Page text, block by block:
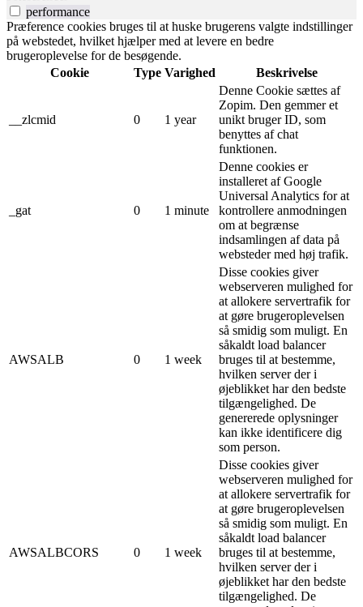
performance
Præference cookies bruges til at huske brugerens valgte indstillinger
på webstedet, hvilket hjælper med at levere en bedre
brugeroplevelse for de besøgende.
Cookie
Type Varighed Beskrivelse
__zlcmid 0 1 year
Denne Cookie sættes af
Zopim. Den gemmer et
unikt bruger ID, som
benyttes af chat
funktionen.
_gat 0 1 minute
Denne cookies er
installeret af Google
Universal Analytics for at
kontrollere anmodningen
om at begrænse
indsamlingen af ​​data på
websteder med høj trafik.
AWSALB 0 1 week
Disse cookies giver
webserveren mulighed for
at allokere servertrafik for
at gøre brugeroplevelsen
så smidig som muligt. En
såkaldt load balancer
bruges til at bestemme,
hvilken server der i
øjeblikket har den bedste
tilgængelighed. De
genererede oplysninger
kan ikke identificere dig
som person.
AWSALBCORS 0 1 week
Disse cookies giver
webserveren mulighed for
at allokere servertrafik for
at gøre brugeroplevelsen
så smidig som muligt. En
såkaldt load balancer
bruges til at bestemme,
hvilken server der i
øjeblikket har den bedste
tilgængelighed. De